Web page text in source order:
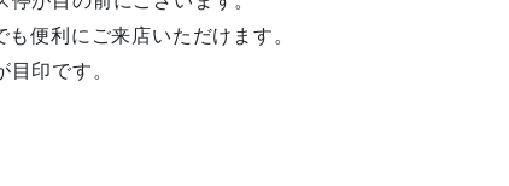
便利にご来店いただけます。
印です。